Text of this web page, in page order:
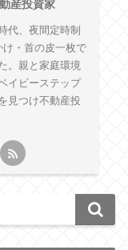
産投資家
代、夜間定時制
・首の皮一枚で
。親と家庭環境
イビーステップ
見つけ不動産投